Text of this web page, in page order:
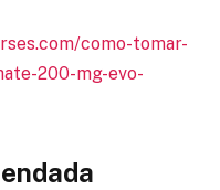
como-tomar-
200-mg-evo-